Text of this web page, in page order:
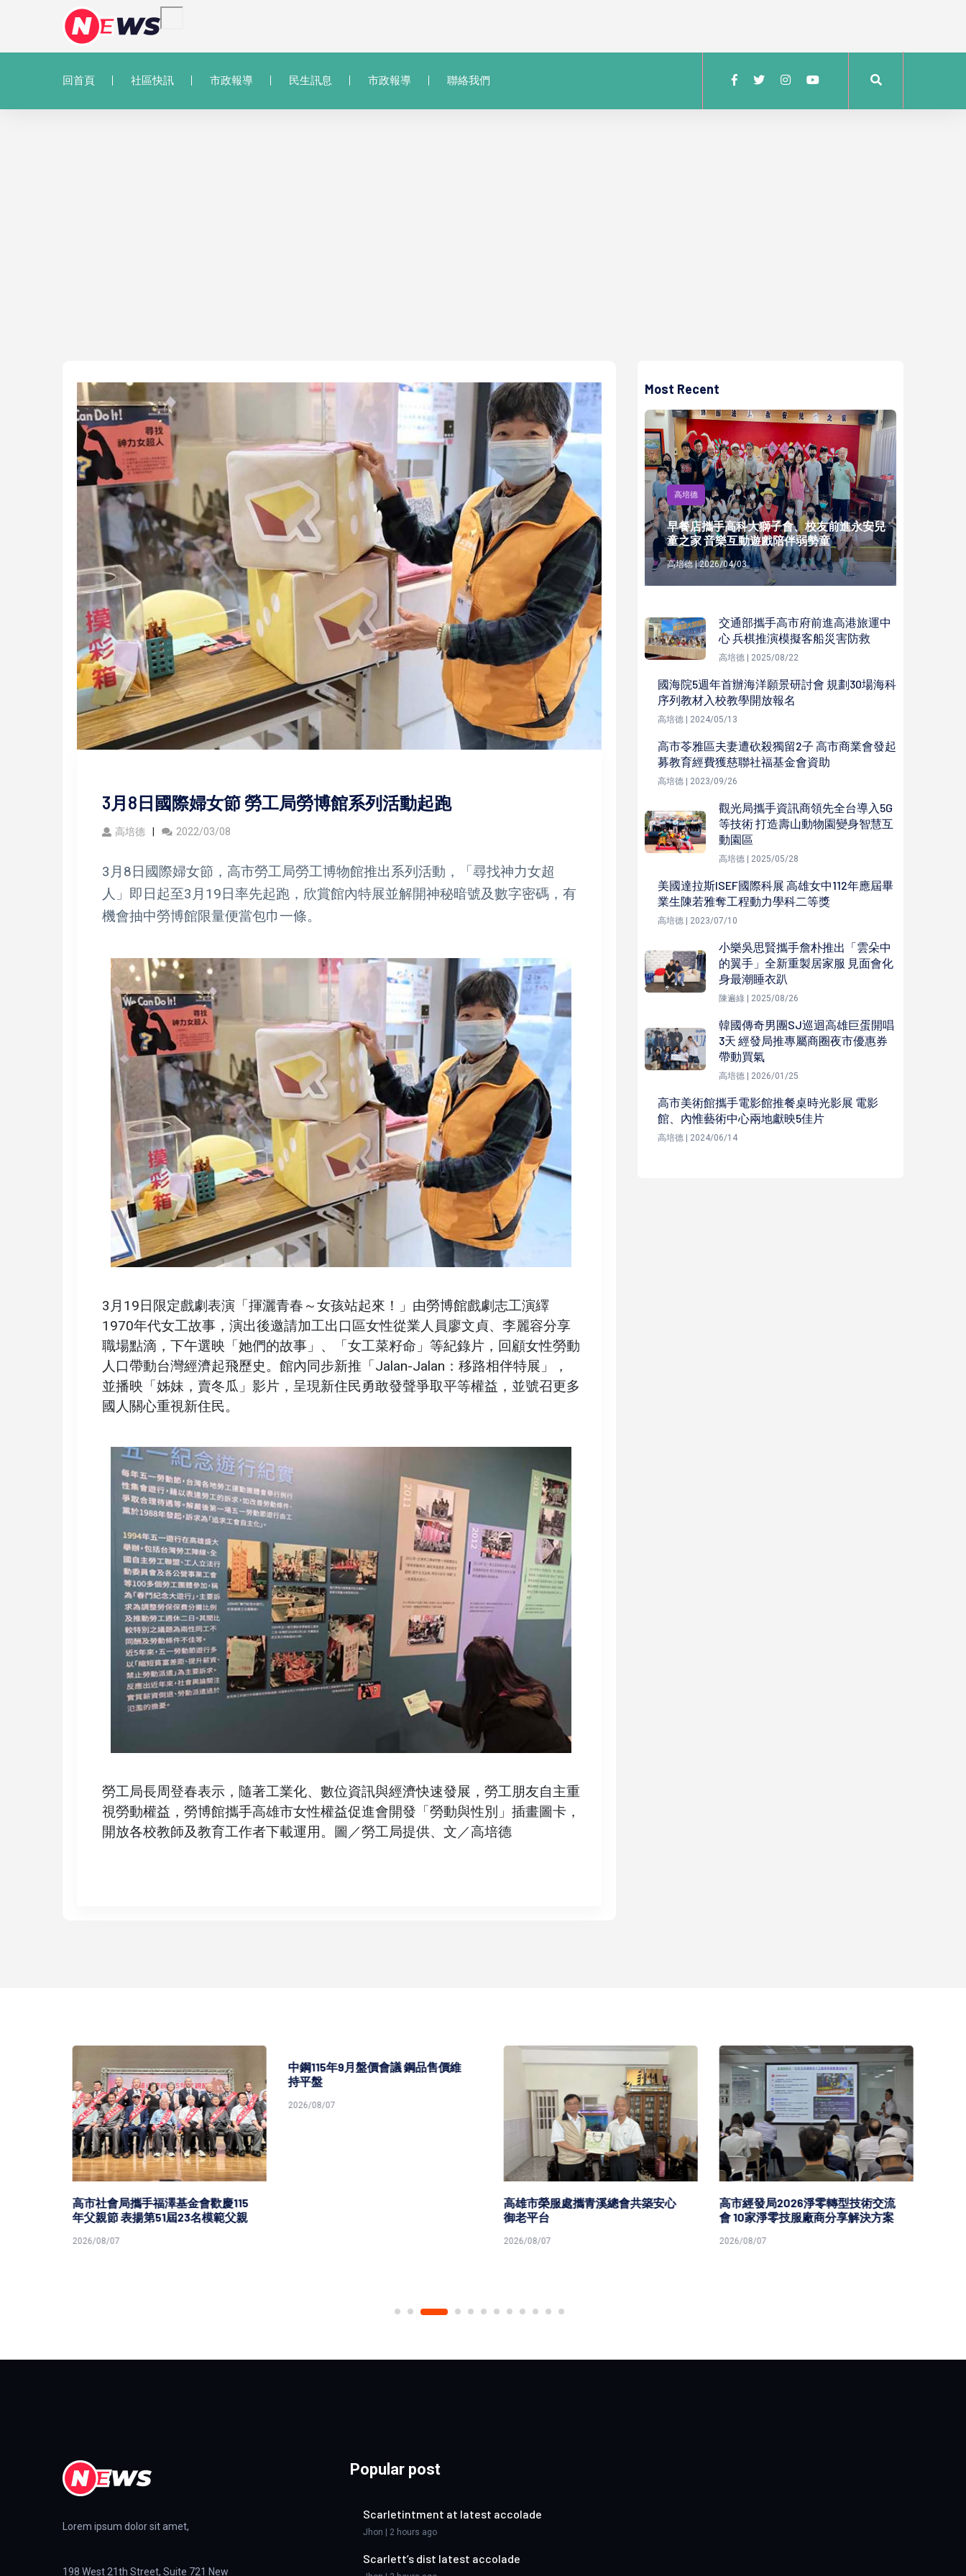
回首頁 社區快訊 市政報導 民生訊息 市政報導 聯絡我們
3月8日國際婦女節 勞工局勞博館系列活動起跑
高培德 2022/03/08
3月8日國際婦女節，高市勞工局勞工博物館推出系列活動，「尋找神力女超
人」即日起至3月19日率先起跑，欣賞館內特展並解開神秘暗號及數字密碼，有
機會抽中勞博館限量便當包巾一條。
3月19日限定戲劇表演「揮灑青春～女孩站起來！」由勞博館戲劇志工演繹
1970年代女工故事，演出後邀請加工出口區女性從業人員廖文貞、李麗容分享
職場點滴，下午選映「她們的故事」、「女工菜籽命」等紀錄片，回顧女性勞動
人口帶動台灣經濟起飛歷史。館內同步新推「Jalan-Jalan：移路相伴特展」，
並播映「姊妹，賣冬瓜」影片，呈現新住民勇敢發聲爭取平等權益，並號召更多
國人關心重視新住民。
勞工局長周登春表示，隨著工業化、數位資訊與經濟快速發展，勞工朋友自主重
視勞動權益，勞博館攜手高雄市女性權益促進會開發「勞動與性別」插畫圖卡，
開放各校教師及教育工作者下載運用。圖／勞工局提供、文／高培德
Most Recent
高培德
早餐店攜手高科大獅子會、校友前進永安兒
童之家 音樂互動遊戲陪伴弱勢童
高培德 | 2026/04/03
交通部攜手高市府前進高港旅運中
心 兵棋推演模擬客船災害防救
高培德 | 2025/08/22
國海院5週年首辦海洋願景研討會 規劃30場海科
序列教材入校教學開放報名
高培德 | 2024/05/13
高市苓雅區夫妻遭砍殺獨留2子 高市商業會發起
募教育經費獲慈聯社福基金會資助
高培德 | 2023/09/26
觀光局攜手資訊商領先全台導入5G
等技術 打造壽山動物園變身智慧互
動園區
高培德 | 2025/05/28
美國達拉斯ISEF國際科展 高雄女中112年應屆畢
業生陳若雅奪工程動力學科二等獎
高培德 | 2023/07/10
小樂吳思賢攜手詹朴推出「雲朵中
的翼手」全新重製居家服 見面會化
身最潮睡衣趴
陳遍綠 | 2025/08/26
韓國傳奇男團SJ巡迴高雄巨蛋開唱
3天 經發局推專屬商圈夜市優惠券
帶動買氣
高培德 | 2026/01/25
高市美術館攜手電影館推餐桌時光影展 電影
館、內惟藝術中心兩地獻映5佳片
高培德 | 2024/06/14
高市社會局攜手福澤基金會歡慶115
年父親節 表揚第51屆23名模範父親
2026/08/07
中鋼115年9月盤價會議 鋼品售價維
持平盤
2026/08/07
高雄市榮服處攜青溪總會共築安心
御老平台
2026/08/07
高市經發局2026淨零轉型技術交流
會 10家淨零技服廠商分享解決方案
2026/08/07
Lorem ipsum dolor sit amet,
198 West 21th Street, Suite 721 New
Popular post
Scarletintment at latest accolade
Jhon | 2 hours ago
Scarlett’s dist latest accolade